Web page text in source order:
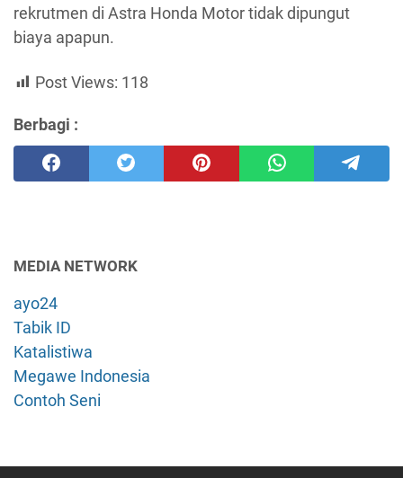
rekrutmen di Astra Honda Motor tidak dipungut
biaya apapun.
Post Views: 118
Berbagi :
MEDIA NETWORK
ayo24
Tabik ID
Katalistiwa
Megawe Indonesia
Contoh Seni